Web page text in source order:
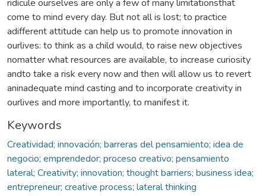
ridicule ourselves are only a few of many limitationsthat
come to mind every day. But not all is lost; to practice
adifferent attitude can help us to promote innovation in
ourlives: to think as a child would, to raise new objectives
nomatter what resources are available, to increase curiosity
andto take a risk every now and then will allow us to revert
aninadequate mind casting and to incorporate creativity in
ourlives and more importantly, to manifest it.
Keywords
Creatividad; innovación; barreras del pensamiento; idea de
negocio; emprendedor; proceso creativo; pensamiento
lateral; Creativity; innovation; thought barriers; business idea;
entrepreneur; creative process; lateral thinking